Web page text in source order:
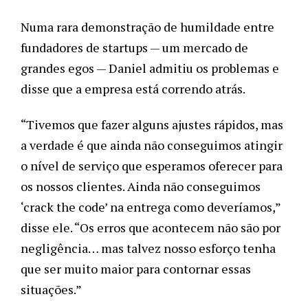
Numa rara demonstração de humildade entre
fundadores de startups — um mercado de
grandes egos — Daniel admitiu os problemas e
disse que a empresa está correndo atrás.
“Tivemos que fazer alguns ajustes rápidos, mas
a verdade é que ainda não conseguimos atingir
o nível de serviço que esperamos oferecer para
os nossos clientes. Ainda não conseguimos
‘crack the code’ na entrega como deveríamos,”
disse ele. “Os erros que acontecem não são por
negligência… mas talvez nosso esforço tenha
que ser muito maior para contornar essas
situações.”